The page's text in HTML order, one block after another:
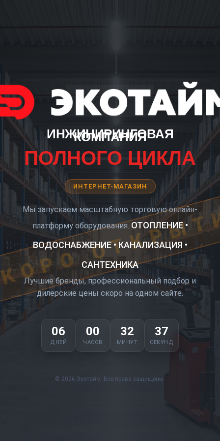
ИНЖИНИРИНГОВАЯ
КОМПАНИЯ
ПОЛНОГО ЦИКЛА
ИНТЕРНЕТ-МАГАЗИН
Мы запускаем масштабную торговую онлайн-
платформу оборудования. ОТОПЛЕНИЕ •
ВОДОСНАБЖЕНИЕ • КАНАЛИЗАЦИЯ •
САНТЕХНИКА
Лучшие бренды, профессиональный подбор и
дилерские цены скоро на одном сайте.
06
ДНЕЙ
00
ЧАСОВ
32
МИНУТ
37
СЕКУНД
© 2026 Экотайм. Все права защищены.